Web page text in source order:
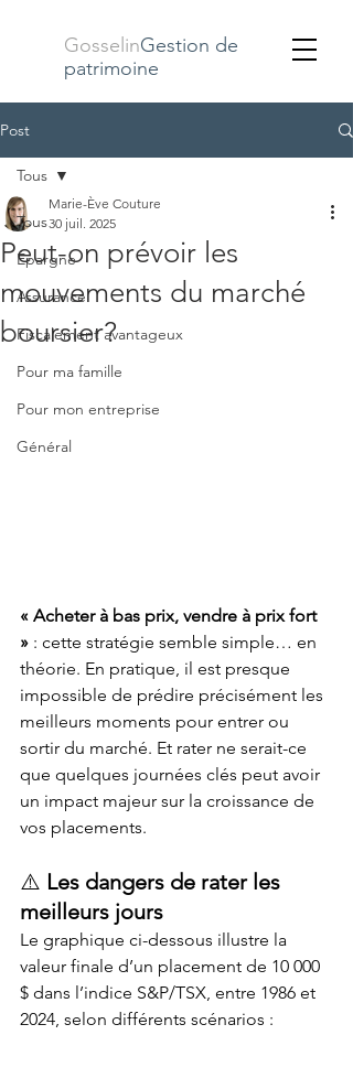
GosselinGestion de
patrimoine
Post
Tous
Épargne
Assurance
Fiscalement avantageux
Pour ma famille
Pour mon entreprise
Général
Tous
Peut-on prévoir les
mouvements du marché
boursier?
Marie-Ève Couture
30 juil. 2025
« Acheter à bas prix, vendre à prix fort
» : cette stratégie semble simple… en
théorie. En pratique, il est presque
impossible de prédire précisément les
meilleurs moments pour entrer ou
sortir du marché. Et rater ne serait-ce
que quelques journées clés peut avoir
un impact majeur sur la croissance de
vos placements.
⚠️ Les dangers de rater les
meilleurs jours
Le graphique ci-dessous illustre la
valeur finale d’un placement de 10 000
$ dans l’indice S&P/TSX, entre 1986 et
2024, selon différents scénarios :